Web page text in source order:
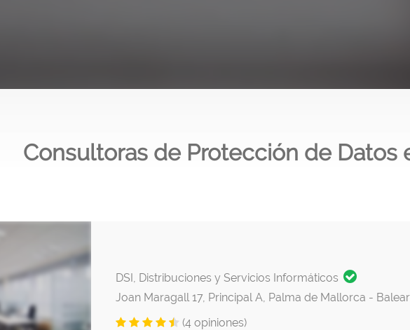
Consultoras de Protección de Datos
DSI, Distribuciones y Servicios Informáticos
Joan Maragall 17, Principal A, Palma de Mallorca -
(4 opiniones)